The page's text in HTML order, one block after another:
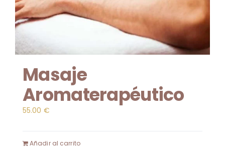
Masaje
Aromaterapéutico
55.00 €
Añadir al carrito